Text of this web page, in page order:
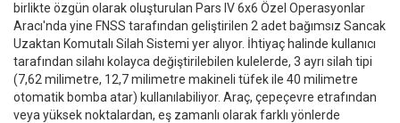
birlikte özgün olarak oluşturulan Pars IV 6x6 Özel Operasyonlar
Aracı'nda yine FNSS tarafından geliştirilen 2 adet bağımsız Sancak
Uzaktan Komutalı Silah Sistemi yer alıyor. İhtiyaç halinde kullanıcı
tarafından silahı kolayca değiştirilebilen kulelerde, 3 ayrı silah tipi
(7,62 milimetre, 12,7 milimetre makineli tüfek ile 40 milimetre
otomatik bomba atar) kullanılabiliyor. Araç, çepeçevre etrafından
veya yüksek noktalardan, eş zamanlı olarak farklı yönlerde